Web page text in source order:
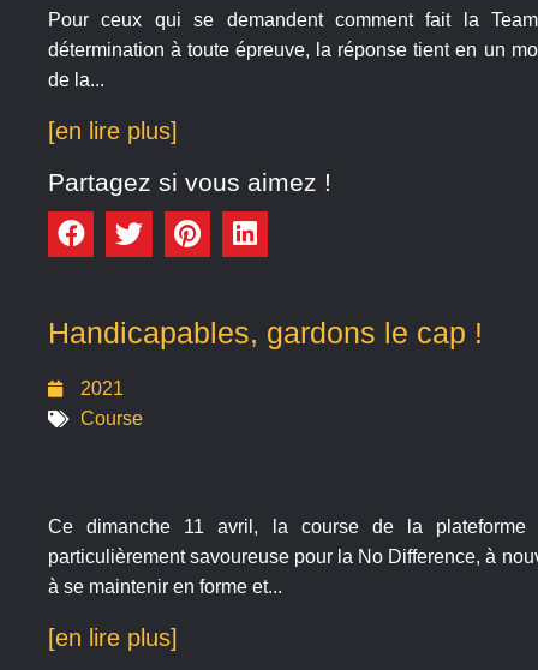
Pour ceux qui se demandent comment fait la
détermination à toute épreuve, la réponse tient en un
de la...
[en lire plus]
Partagez si vous aimez !
Handicapables, gardons le cap !
2021
Course
Ce dimanche 11 avril, la course de la plateforme
particulièrement savoureuse pour la No Difference, à
à se maintenir en forme et...
[en lire plus]